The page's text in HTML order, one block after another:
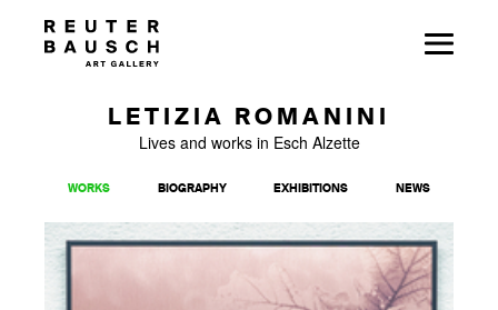
LETIZIA ROMANINI
Lives and works in Esch Alzette
WORKS BIOGRAPHY EXHIBITIONS NEWS